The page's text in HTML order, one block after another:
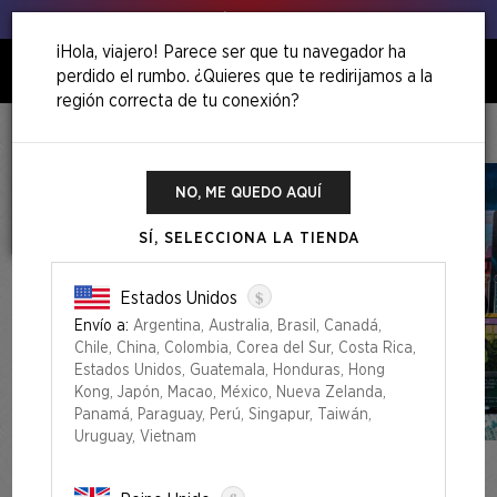
0
¡Hola, viajero! Parece ser que tu navegador ha
perdido el rumbo. ¿Quieres que te redirijamos a la
región correcta de tu conexión?
NO, ME QUEDO AQUÍ
SÍ, SELECCIONA LA TIENDA
Estados Unidos $
Envío a: Argentina, Australia, Brasil, Canadá,
Chile, China, Colombia, Corea del Sur, Costa Rica,
Estados Unidos, Guatemala, Honduras, Hong
Kong, Japón, Macao, México, Nueva Zelanda,
Panamá, Paraguay, Perú, Singapur, Taiwán,
Uruguay, Vietnam